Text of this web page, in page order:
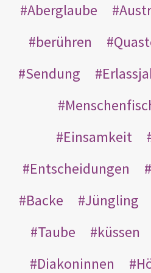
Aberglaube
berühren
Sendung
Einsamkeit
Entscheidungen
Backe
Jüngling
Taube
küssen
Diakoninnen